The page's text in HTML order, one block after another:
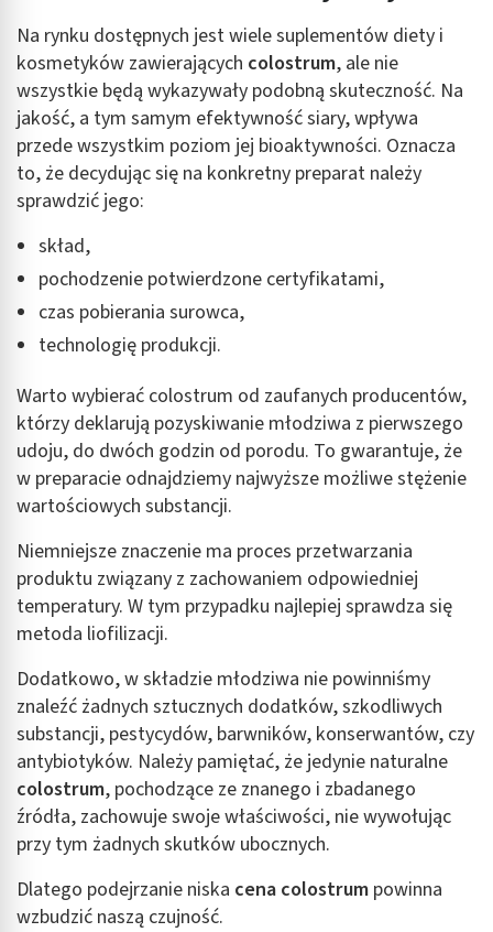
Na rynku dostępnych jest wiele suplementów diety i
kosmetyków zawierających colostrum, ale nie
wszystkie będą wykazywały podobną skuteczność. Na
jakość, a tym samym efektywność siary, wpływa
przede wszystkim poziom jej bioaktywności. Oznacza
to, że decydując się na konkretny preparat należy
sprawdzić jego:
skład,
pochodzenie potwierdzone certyfikatami,
czas pobierania surowca,
technologię produkcji.
Warto wybierać colostrum od zaufanych producentów,
którzy deklarują pozyskiwanie młodziwa z pierwszego
udoju, do dwóch godzin od porodu. To gwarantuje, że
w preparacie odnajdziemy najwyższe możliwe stężenie
wartościowych substancji.
Niemniejsze znaczenie ma proces przetwarzania
produktu związany z zachowaniem odpowiedniej
temperatury. W tym przypadku najlepiej sprawdza się
metoda liofilizacji.
Dodatkowo, w składzie młodziwa nie powinniśmy
znaleźć żadnych sztucznych dodatków, szkodliwych
substancji, pestycydów, barwników, konserwantów, czy
antybiotyków. Należy pamiętać, że jedynie naturalne
colostrum, pochodzące ze znanego i zbadanego
źródła, zachowuje swoje właściwości, nie wywołując
przy tym żadnych skutków ubocznych.
Dlatego podejrzanie niska cena colostrum powinna
wzbudzić naszą czujność.